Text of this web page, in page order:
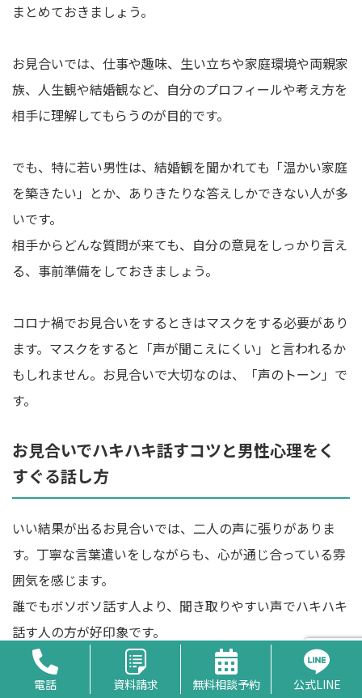
まとめておきましょう。
お見合いでは、仕事や趣味、生い立ちや家庭環境や両親家
族、人生観や結婚観など、自分のプロフィールや考え方を
相手に理解してもらうのが目的です。
でも、特に若い男性は、結婚観を聞かれても「温かい家庭
を築きたい」とか、ありきたりな答えしかできない人が多
いです。
相手からどんな質問が来ても、自分の意見をしっかり言え
る、事前準備をしておきましょう。
コロナ禍でお見合いをするときはマスクをする必要があり
ます。マスクをすると「声が聞こえにくい」と言われるか
もしれません。お見合いで大切なのは、「声のトーン」で
す。
お見合いでハキハキ話すコツと男性心理をく
すぐる話し方
いい結果が出るお見合いでは、二人の声に張りがありま
す。丁寧な言葉遣いをしながらも、心が通じ合っている雰
囲気を感じます。
誰でもボソボソ話す人より、聞き取りやすい声でハキハキ
話す人の方が好印象です。
相手が口下手でボソボソ話す人でも、自分もボソボソ話す
電話 資料請求 無料相談予約 公式LINE